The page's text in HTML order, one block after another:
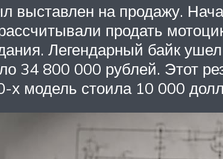
на продажу.
продать
Легендарный байк
34 800 000 рублей. Этот
модель стоила 10 000